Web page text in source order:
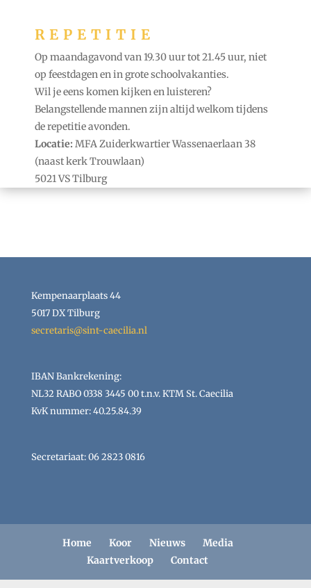
REPETITIE
Op maandagavond van 19.30 uur tot 21.45 uur, niet
op feestdagen en in grote schoolvakanties.
Wil je eens komen kijken en luisteren?
Belangstellende mannen zijn altijd welkom tijdens
de repetitie avonden.
Locatie: MFA Zuiderkwartier Wassenaerlaan 38
(naast kerk Trouwlaan)
5021 VS Tilburg
Kempenaarplaats 44
5017 DX Tilburg
secretaris@sint-caecilia.nl
IBAN Bankrekening:
NL32 RABO 0338 3445 00 t.n.v. KTM St. Caecilia
KvK nummer: 40.25.84.39
Secretariaat: 06 2823 0816
Home Koor Nieuws
Media
Kaartverkoop
Contact